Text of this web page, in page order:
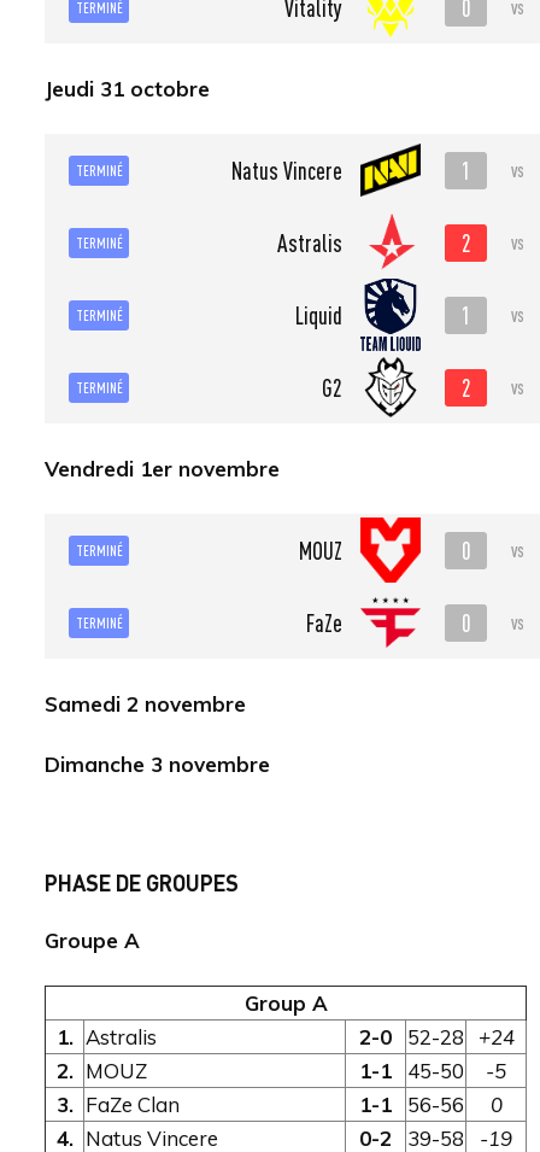
TERMINÉ Vitality 0 vs
Jeudi 31 octobre
TERMINÉ Natus Vincere 1 vs
TERMINÉ Astralis 2 vs
TERMINÉ Liquid 1 vs
TERMINÉ G2 2 vs
Vendredi 1er novembre
TERMINÉ MOUZ 0 vs
TERMINÉ FaZe 0 vs
Samedi 2 novembre
Dimanche 3 novembre
PHASE DE GROUPES
Groupe A
Group A
1. Astralis 2-0 52-28
+24
2. MOUZ 1-1 45-50
-5
3. FaZe Clan 1-1 56-56
0
4. Natus Vincere 0-2 39-58 -19